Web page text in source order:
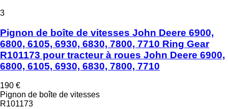
3
Pignon de boîte de vitesses John Deere 6900,
6800, 6105, 6930, 6830, 7800, 7710 Ring Gear
R101173 pour tracteur à roues John Deere 6900,
6800, 6105, 6930, 6830, 7800, 7710
190 €
Pignon de boîte de vitesses
R101173